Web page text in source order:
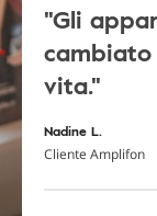
"Gli
vita."
Nadine L.
Cliente Amplifon